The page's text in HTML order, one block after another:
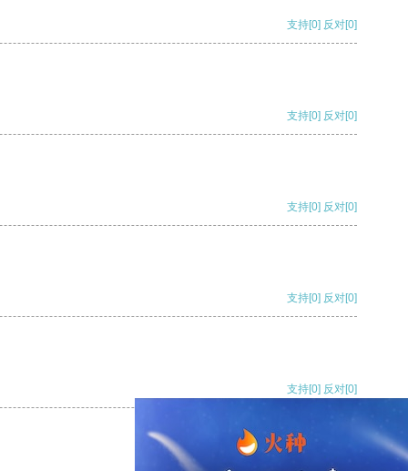
支持[0] 反对[0]
支持[0] 反对[0]
支持[0] 反对[0]
支持[0] 反对[0]
支持[0] 反对[0]